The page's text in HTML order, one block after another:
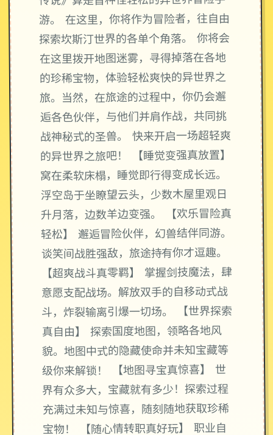
游。 在这里，你将作为冒险者，往自由
探索坎斯汀世界的各单个角落。 你将会
在这里拨开地图迷雾，寻得掉落在各地
的珍稀宝物，体验轻松爽快的异世界之
旅。当然，在旅途的过程中，你仍会邂
逅各色伙伴，与他们并肩作战，共同挑
战神秘式的圣兽。 快来开启一场超轻爽
的异世界之旅吧！ 【睡觉变强真放置】
窝在柔软床榻，睡觉即行得变成长远。
浮空岛于坐瞭望云头，少数木屋里观日
升月落，边数羊边变强。 【欢乐冒险真
轻松】 邂逅冒险伙伴，幻兽结伴同游。
谈笑间战胜强敌，旅途持有你才逗趣。
【超爽战斗真零羁】 掌握剑技魔法，肆
意愿支配战场。解放双手的自移动式战
斗，炸裂输离引爆一切场。 【世界探索
真自由】 探索国度地图，领略各地风
貌。地图中式的隐藏使命并未知宝藏等
级你来解锁！ 【地图寻宝真惊喜】 世
界有众多大，宝藏就有多少！探索过程
充满过未知与惊喜，随刻随地获取珍稀
宝物！ 【随心情转职真好玩】 职业自